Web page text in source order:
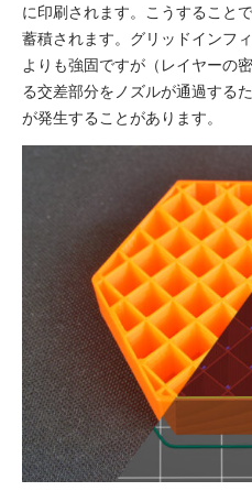
に印刷されます。こうすること
蓄積されます。グリッドインフ
よりも強固ですが（レイヤーの
る交差部分をノズルが通過する
が発生することがあります。